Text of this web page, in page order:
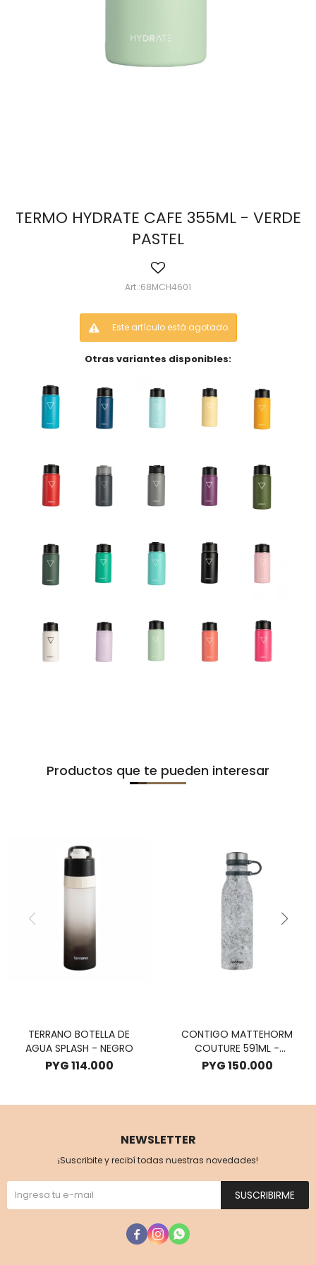
TERMO HYDRATE CAFE 355ML - VERDE
PASTEL
68MCH4601
Este artículo está agotado.
Otras variantes disponibles:
Productos que te pueden interesar
TERRANO BOTELLA DE
AGUA SPLASH - NEGRO
PYG114.000
CONTIGO MATTEHORM
COUTURE 591ML -
SPEACKLEDLATE
PYG150.000
NEWSLETTER
¡Suscribite y recibí todas nuestras novedades!
SUSCRIBIRME
  